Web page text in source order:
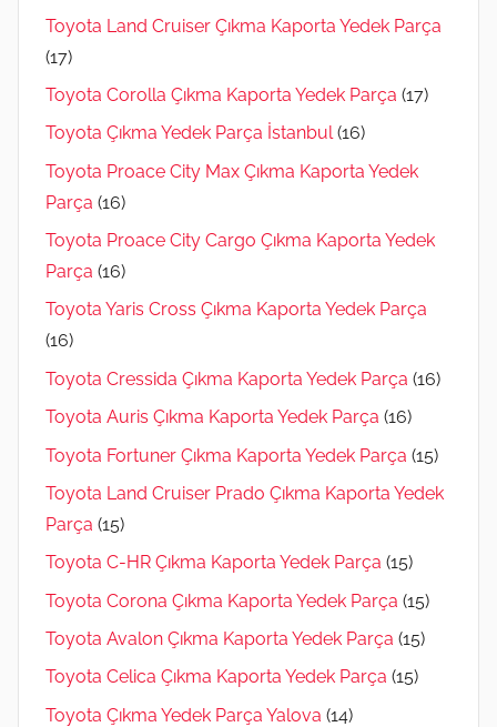
Toyota Land Cruiser Çıkma Kaporta Yedek Parça
(17)
Toyota Corolla Çıkma Kaporta Yedek Parça (17)
Toyota Çıkma Yedek Parça İstanbul (16)
Toyota Proace City Max Çıkma Kaporta Yedek
Parça (16)
Toyota Proace City Cargo Çıkma Kaporta Yedek
Parça (16)
Toyota Yaris Cross Çıkma Kaporta Yedek Parça
(16)
Toyota Cressida Çıkma Kaporta Yedek Parça (16)
Toyota Auris Çıkma Kaporta Yedek Parça (16)
Toyota Fortuner Çıkma Kaporta Yedek Parça (15)
Toyota Land Cruiser Prado Çıkma Kaporta Yedek
Parça (15)
Toyota C-HR Çıkma Kaporta Yedek Parça (15)
Toyota Corona Çıkma Kaporta Yedek Parça (15)
Toyota Avalon Çıkma Kaporta Yedek Parça (15)
Toyota Celica Çıkma Kaporta Yedek Parça (15)
Toyota Çıkma Yedek Parça Yalova (14)